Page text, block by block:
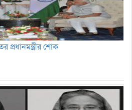
প্রধানমন্ত্রীর শোক